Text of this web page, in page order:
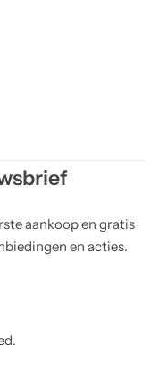
aankoop en gratis
en acties.